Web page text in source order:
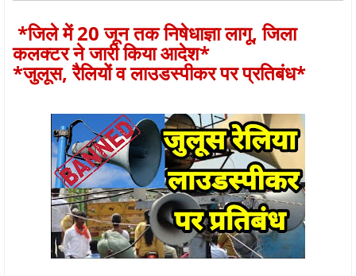
*जिले में 20 जून तक निषेधाज्ञा लागू, जिला
कलक्टर ने जारी किया आदेश*
*जुलूस, रैलियों व लाउडस्पीकर पर प्रतिबंध*